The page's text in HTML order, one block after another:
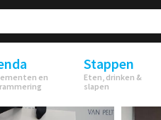
en
Stappen
Eten, drinken &
slapen